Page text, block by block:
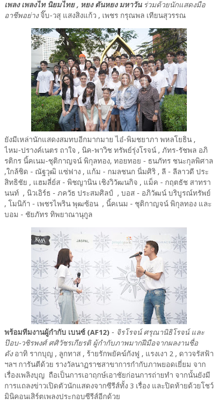
เพลง เพลงไท นิยมไทย , หยง ตันหยง มหาวัน ร่วมด้วยนักแสดงมือ
อาชีพอย่างจิ๊บ-วสุ แสงสิงแก้ว , เพชร กรุณพล เทียนสุวรรณ
ยังมีเหล่านักแสดงสมทบอีกมากมาย ไอ๋-พิมชยาภา พหลโยธิน ,
ไหม-ปรางค์เนตร ถาใจ , นิค-พาวิช ทรัพย์รุ่งโรจน์ , ภัทร-รัชพล อภิ
รติกร นิ้คเนม-ชุติกาญจน์ พิกุลทอง, ทอยทอย - ธนภัทร ชนะกุลพิศาล
,ใกล้ชิด - ณัฐวุฒิ แซ่ฟาง , แก้ม - กมลชนก นิ่มศิริ , ลี - ลีลาวดี ประ
สิทธิชัย , แฮมลี่ย์ส - พิชญานิน เชิงวิวัฒนกิจ , แม็ค - กฤตธัช สาทรา
นนท์ , นิวเอิร์ธ - ภควัธ ประสมศิลป์ , บอส - อภิวัฒน์ บริบูรณ์ทรัพย์
, โมนิก้า - เพชรไพริน พุฒซ้อน , นิ้คเนม - ชุติกาญจน์ พิกุลทอง และ
บอม - ชัยภัทร ทิพยาณานุกูล
พร้อมทีมงานผู้กำกับ เบนซ์ (AF12)- จิรโรจน์ ศรุณานิธิโรจน์ และ
ป๊อบ-วชิรพงศ์ ศศิวัชรเกียรติ ผู้กำกับภาพมากฝีมือจากผลงานชื่อ
ดัง อาทิ รากบุญ , ลูกทาส , ร้ายรักพยัคฆ์กังฟู , แรงเงา 2 , ดาวจรัสฟ้า
ฯลฯ การันตีด้วย รางวัลนาฏราชสาขาการกำกับภาพยอดเยี่ยม จาก
เรื่องเพลิงบุญ ถือเป็นการเอาฤกษ์เอาชัยก่อนการถ่ายทำ จากนั้นยังมี
การแถลงข่าวเปิดตัวนักแสดงจากซีรีส์ทั้ง 3 เรื่อง และปิดท้ายด้วยโชว์
มินิคอนเสิร์ตเพลงประกอบซีรีส์อีกด้วย